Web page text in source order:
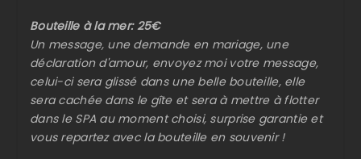
Bouteille à la mer: 25€
Un message, une demande en mariage, une
déclaration d'amour, envoyez moi votre message,
celui-ci sera glissé dans une belle bouteille, elle
sera cachée dans le gîte et sera à mettre à flotter
dans le SPA au moment choisi, surprise garantie et
vous repartez avec la bouteille en souvenir !